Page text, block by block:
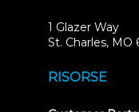
1 Glazer Way
St. Charles, MO
RISORSE